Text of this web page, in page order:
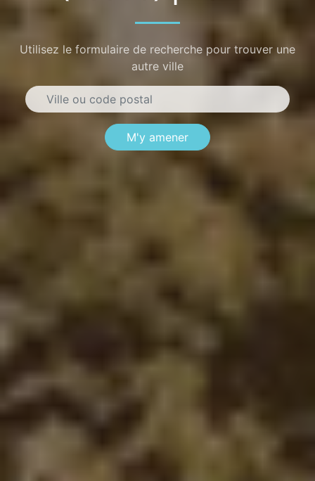
Utilisez le formulaire de recherche pour trouver une
autre ville
M'y amener